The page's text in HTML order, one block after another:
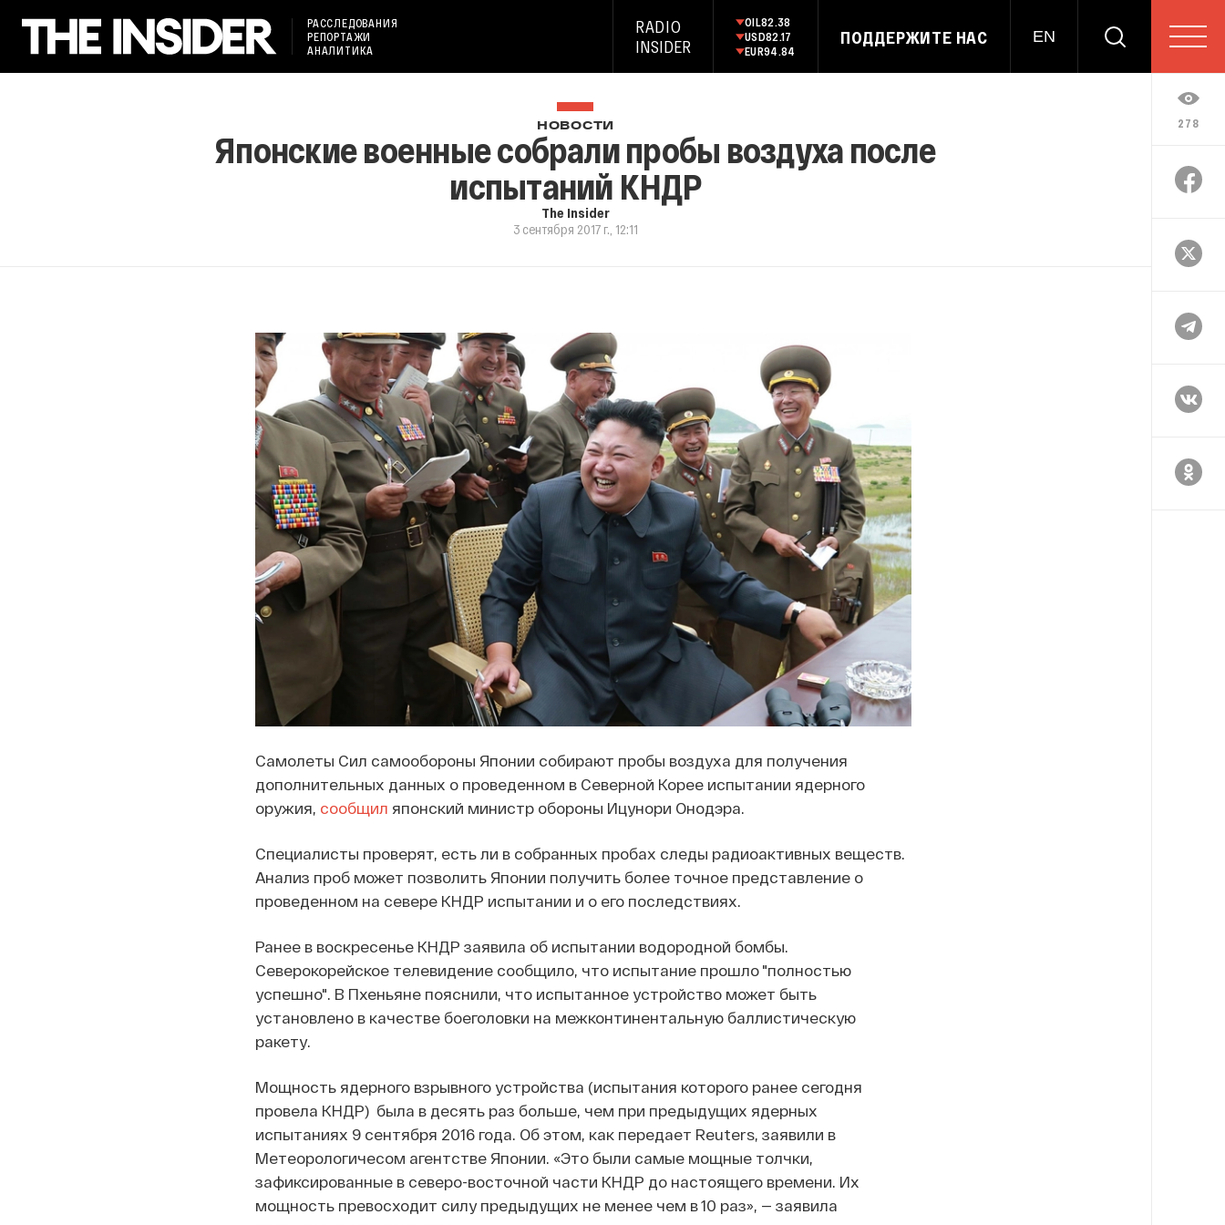
РАССЛЕДОВАНИЯ
РЕПОРТАЖИ
АНАЛИТИКА
RADIO
INSIDER
OIL82.38
USD82.17
EUR94.84
ПОДДЕРЖИТЕ НАС EN
278
НОВОСТИ
Японские военные собрали пробы воздуха после
испытаний КНДР
The Insider
3 сентября 2017 г., 12:11
Самолеты Сил самообороны Японии собирают пробы воздуха для получения
дополнительных данных о проведенном в Северной Корее испытании ядерного
оружия, сообщил японский министр обороны Ицунори Онодэра.
Специалисты проверят, есть ли в собранных пробах следы радиоактивных веществ.
Анализ проб может позволить Японии получить более точное представление о
проведенном на севере КНДР испытании и о его последствиях.
Ранее в воскресенье КНДР заявила об испытании водородной бомбы.
Северокорейское телевидение сообщило, что испытание прошло "полностью
успешно". В Пхеньяне пояснили, что испытанное устройство может быть
установлено в качестве боеголовки на межконтинентальную баллистическую
ракету.
Мощность ядерного взрывного устройства (испытания которого ранее сегодня
провела КНДР) была в десять раз больше, чем при предыдущих ядерных
испытаниях 9 сентября 2016 года. Об этом, как передает Reuters, заявили в
Метеорологичесом агентстве Японии. «Это были самые мощные толчки,
зафиксированные в северо-восточной части КНДР до настоящего времени. Их
мощность превосходит силу предыдущих не менее чем в 10 раз», — заявила